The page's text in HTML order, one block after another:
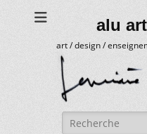
alu
art / design /
Rechercher :